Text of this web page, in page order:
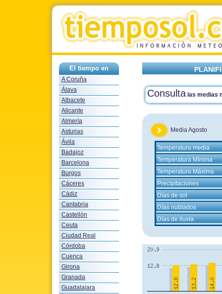
El tiempo en
A Coruña
Álava
Albacete
Alicante
Almería
Asturias
Ávila
Badajoz
Barcelona
Burgos
Cáceres
Cádiz
Cantabria
Castellón
Ceuta
Ciudad Real
Córdoba
Cuenca
Girona
Granada
Guadalajara
Consulta las medias
Media Agosto
Temperatura media
Temperatura Mínima
Temperatura Máxima
Precipitaciones
Días de sol
Días nublados
Días de lluvia